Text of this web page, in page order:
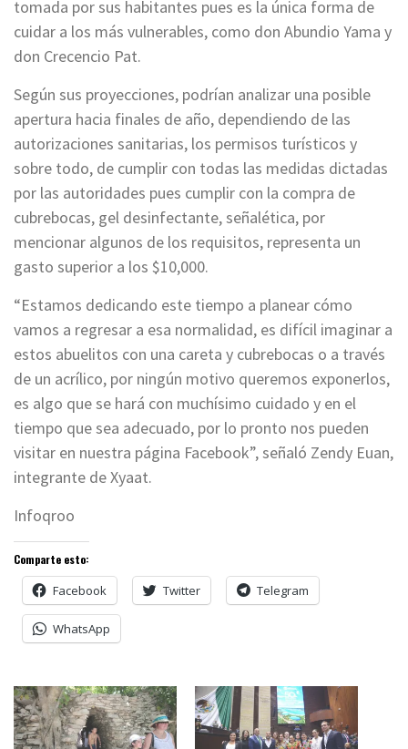
tomada por sus habitantes pues es la única forma de
cuidar a los más vulnerables, como don Abundio Yama y
don Crecencio Pat.
Según sus proyecciones, podrían analizar una posible
apertura hacia finales de año, dependiendo de las
autorizaciones sanitarias, los permisos turísticos y
sobre todo, de cumplir con todas las medidas dictadas
por las autoridades pues cumplir con la compra de
cubrebocas, gel desinfectante, señalética, por
mencionar algunos de los requisitos, representa un
gasto superior a los $10,000.
“Estamos dedicando este tiempo a planear cómo
vamos a regresar a esa normalidad, es difícil imaginar a
estos abuelitos con una careta y cubrebocas o a través
de un acrílico, por ningún motivo queremos exponerlos,
es algo que se hará con muchísimo cuidado y en el
tiempo que sea adecuado, por lo pronto nos pueden
visitar en nuestra página Facebook”, señaló Zendy Euan,
integrante de Xyaat.
Infoqroo
Comparte esto:
Facebook Twitter Telegram
WhatsApp